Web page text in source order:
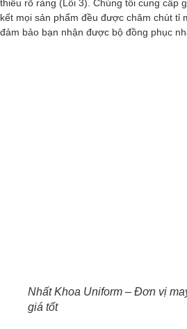
thiếu rõ ràng (Lỗi 3). Chúng tôi cung cấp
kết mọi sản phẩm đều được chăm chút tỉ
đảm bảo bạn nhận được bộ đồng phục
Nhất Khoa Uniform – Đơn vị
giá tốt